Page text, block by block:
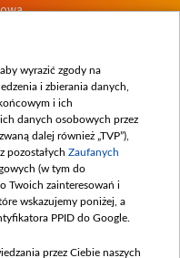
wyrazić zgody na
i zbierania danych,
i ich
danych osobowych przez
dalej również „TVP”),
pozostałych Zaufanych
(w tym do
Twoich zainteresowań i
wskazujemy poniżej, a
PPID do Google.
przez Ciebie naszych